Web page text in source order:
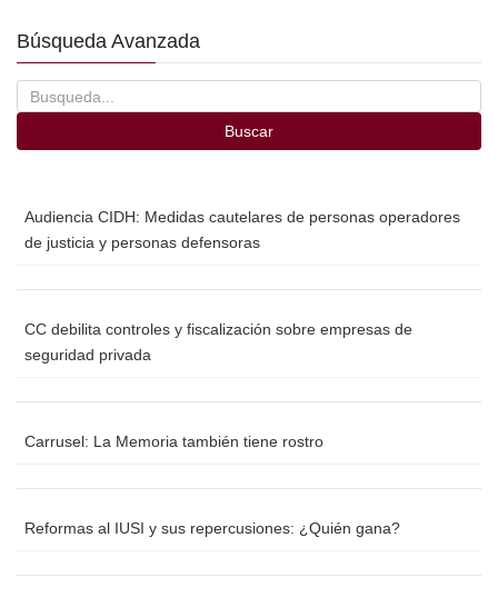
o
o
k
tir
Búsqueda Avanzada
Buscar
Audiencia CIDH: Medidas cautelares de personas operadores
de justicia y personas defensoras
CC debilita controles y fiscalización sobre empresas de
seguridad privada
Carrusel: La Memoria también tiene rostro
Reformas al IUSI y sus repercusiones: ¿Quién gana?